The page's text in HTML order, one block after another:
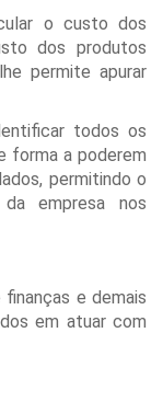
o custo dos
dos produtos
permite apurar
todos os
forma a poderem
permitindo o
empresa nos
e demais
em atuar com